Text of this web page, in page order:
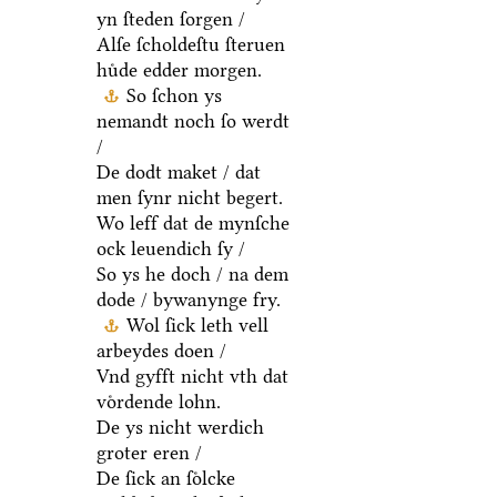
yn ſteden ſorgen /
Alſe ſcholdeſtu ſteruen
huͤde edder morgen.
So ſchon ys
nemandt noch ſo werdt
/
De dodt maket / dat
men ſynr nicht begert.
Wo leff dat de mynſche
ock leuendich ſy /
So ys he doch / na dem
dode / bywanynge fry.
Wol ſick leth vell
arbeydes doen /
Vnd gyfft nicht vth dat
voͤrdende lohn.
De ys nicht werdich
groter eren /
De ſick an ſoͤlcke